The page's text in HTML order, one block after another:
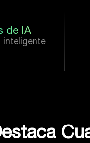
de IA
inteligente